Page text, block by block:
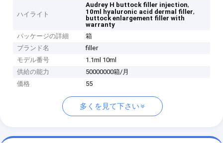
ハイライト
Audrey H buttock filler injection,
10ml hyaluronic acid dermal filler,
buttock enlargement filler with
warranty
パッケージの詳細
箱
ブランド名
filler
モデル番号
1.1ml 10ml
供給の能力
50000000箱/月
価格
55
多くを見て下さい